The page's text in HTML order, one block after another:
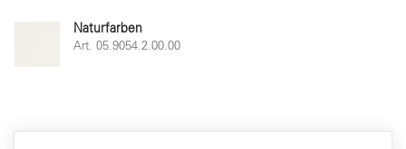
Naturfarben
Art. 05.9054.2.00.00